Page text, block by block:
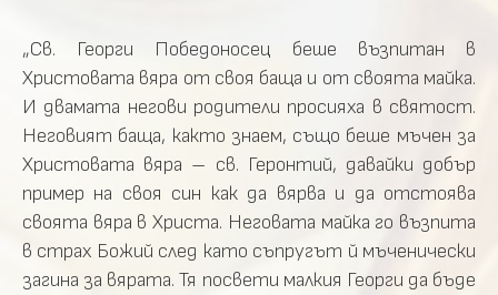
„Св. Георги Победоносец беше възпитан в
Христовата вяра от своя баща и от своята майка.
И двамата негови родители просияха в святост.
Неговият баща, както знаем, също беше мъчен за
Христовата вяра – св. Геронтий, давайки добър
пример на своя син как да вярва и да отстоява
своята вяра в Христа. Неговата майка го възпита
в страх Божий след като съпругът й мъченически
загина за вярата. Тя посвети малкия Георги да бъде